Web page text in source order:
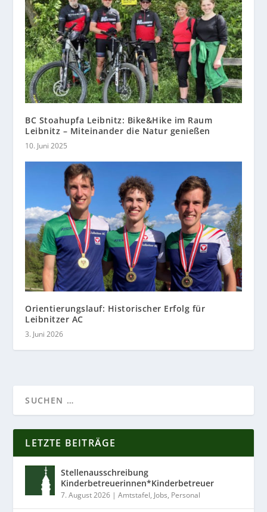
BC Stoahupfa Leibnitz: Bike&Hike im Raum
Leibnitz – Miteinander die Natur genießen
10. Juni 2025
Orientierungslauf: Historischer Erfolg für
Leibnitzer AC
3. Juni 2026
LETZTE BEITRÄGE
Stellenausschreibung
Kinderbetreuerinnen*Kinderbetreuer
7. August 2026 |Amtstafel, Jobs, Personal